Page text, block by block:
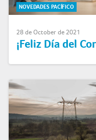
NOVEDADES PACÍFICO
28 de October de 2021
¡Feliz Día del